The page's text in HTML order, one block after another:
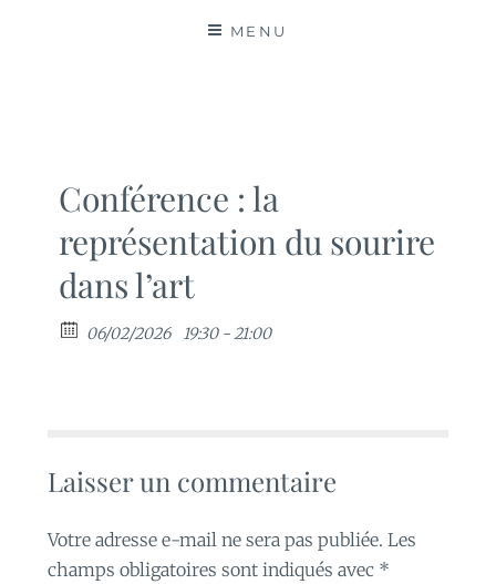
MENU
Conférence : la
représentation du sourire
dans l’art
06/02/2026 19:30 - 21:00
Laisser un commentaire
Votre adresse e-mail ne sera pas publiée. Les
champs obligatoires sont indiqués avec *